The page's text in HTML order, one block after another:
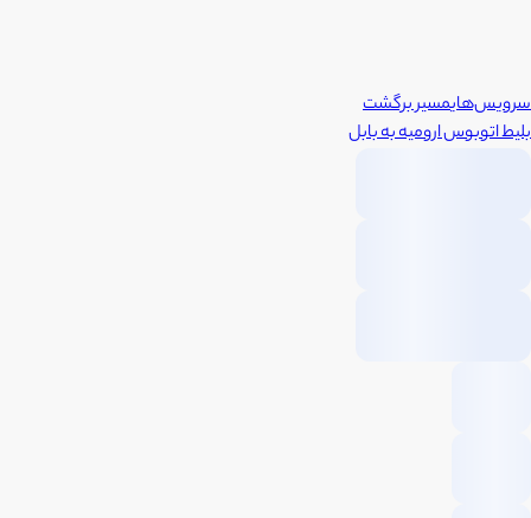
سرویس‌هایمسیر برگشت
بلیط اتوبوسارومیهبهبابل